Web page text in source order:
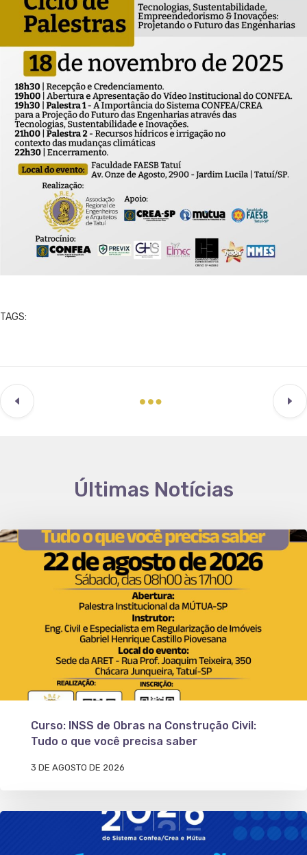
TAGS:
Últimas Notícias
Curso: INSS de Obras na Construção Civil:
Tudo o que você precisa saber
3 DE AGOSTO DE 2026